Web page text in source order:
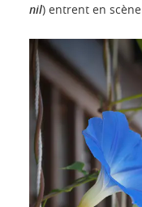
nil) entrent en